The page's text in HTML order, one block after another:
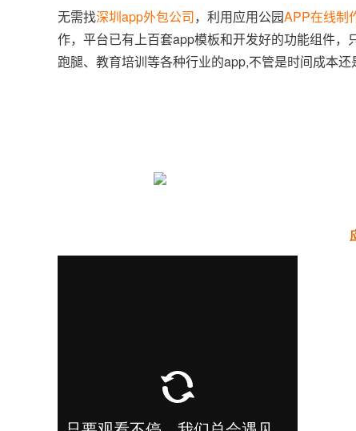
无需找深圳app外包公司，利用应用公园APP在线制
作，平台已有上百套app模板和开发好的功能组件
跑腿、教育培训等各种行业的app,不管是时间成本